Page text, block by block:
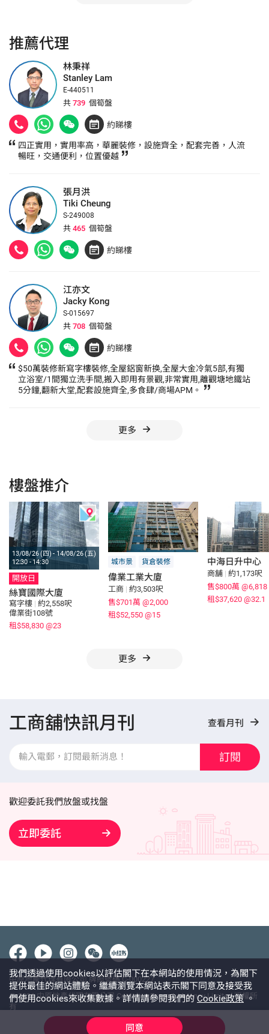
推薦代理
林秉祥
Stanley Lam
E-440511
共 739 個筍盤
約睇樓
四正實用，實用率高，華麗裝修，設施齊全，配套完善，人流
暢旺，交通便利，位置優越
張月洪
Tiki Cheung
S-249008
共 465 個筍盤
約睇樓
江亦文
Jacky Kong
S-015697
共 708 個筍盤
約睇樓
$50萬裝修新寫字樓裝修,全屋鋁窗新换,全屋大金冷氣5部,有獨
立浴室/1間獨立洗手間,搬入即用有景觀,非常實用,離觀塘地鐵站
5分鐘,翻新大堂,配套設施齊全,多食肆/商場APM。
更多
樓盤推介
13/08/26 (四) - 14/08/26 (五)
12:30 - 14:30
開放日
絲寶國際大廈
寫字樓 | 約2,558呎
偉業街108號
租$58,830 @23
城市景 貨倉裝修
偉業工業大廈
工商 | 約3,503呎
售$701萬 @2,000
租$52,550 @15
中海日升中心
商舖 | 約1,173呎
售$800萬 @6,818
租$37,620 @32.1
更多
線上查詢
工商舖快訊月刊 查看月刊
訂閱
歡迎委託我們放盤或找盤
立即委託
中原地產代理有限公司 牌照號碼 C-000227
@ 2026 中原地產代理有限公司 Centaline Property Agency Limited 版權所
有
私隱政策聲明 免責聲明
我們透過使用cookies以評估閣下在本網站的使用情況，為閣下
提供最佳的網站體驗。繼續瀏覽本網站表示閣下同意及接受我
們使用cookies來收集數據。詳情請參閱我們的Cookie政策。
同意